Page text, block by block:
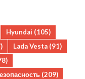
Hyundai (105)
Lada Vesta (91)
(209)